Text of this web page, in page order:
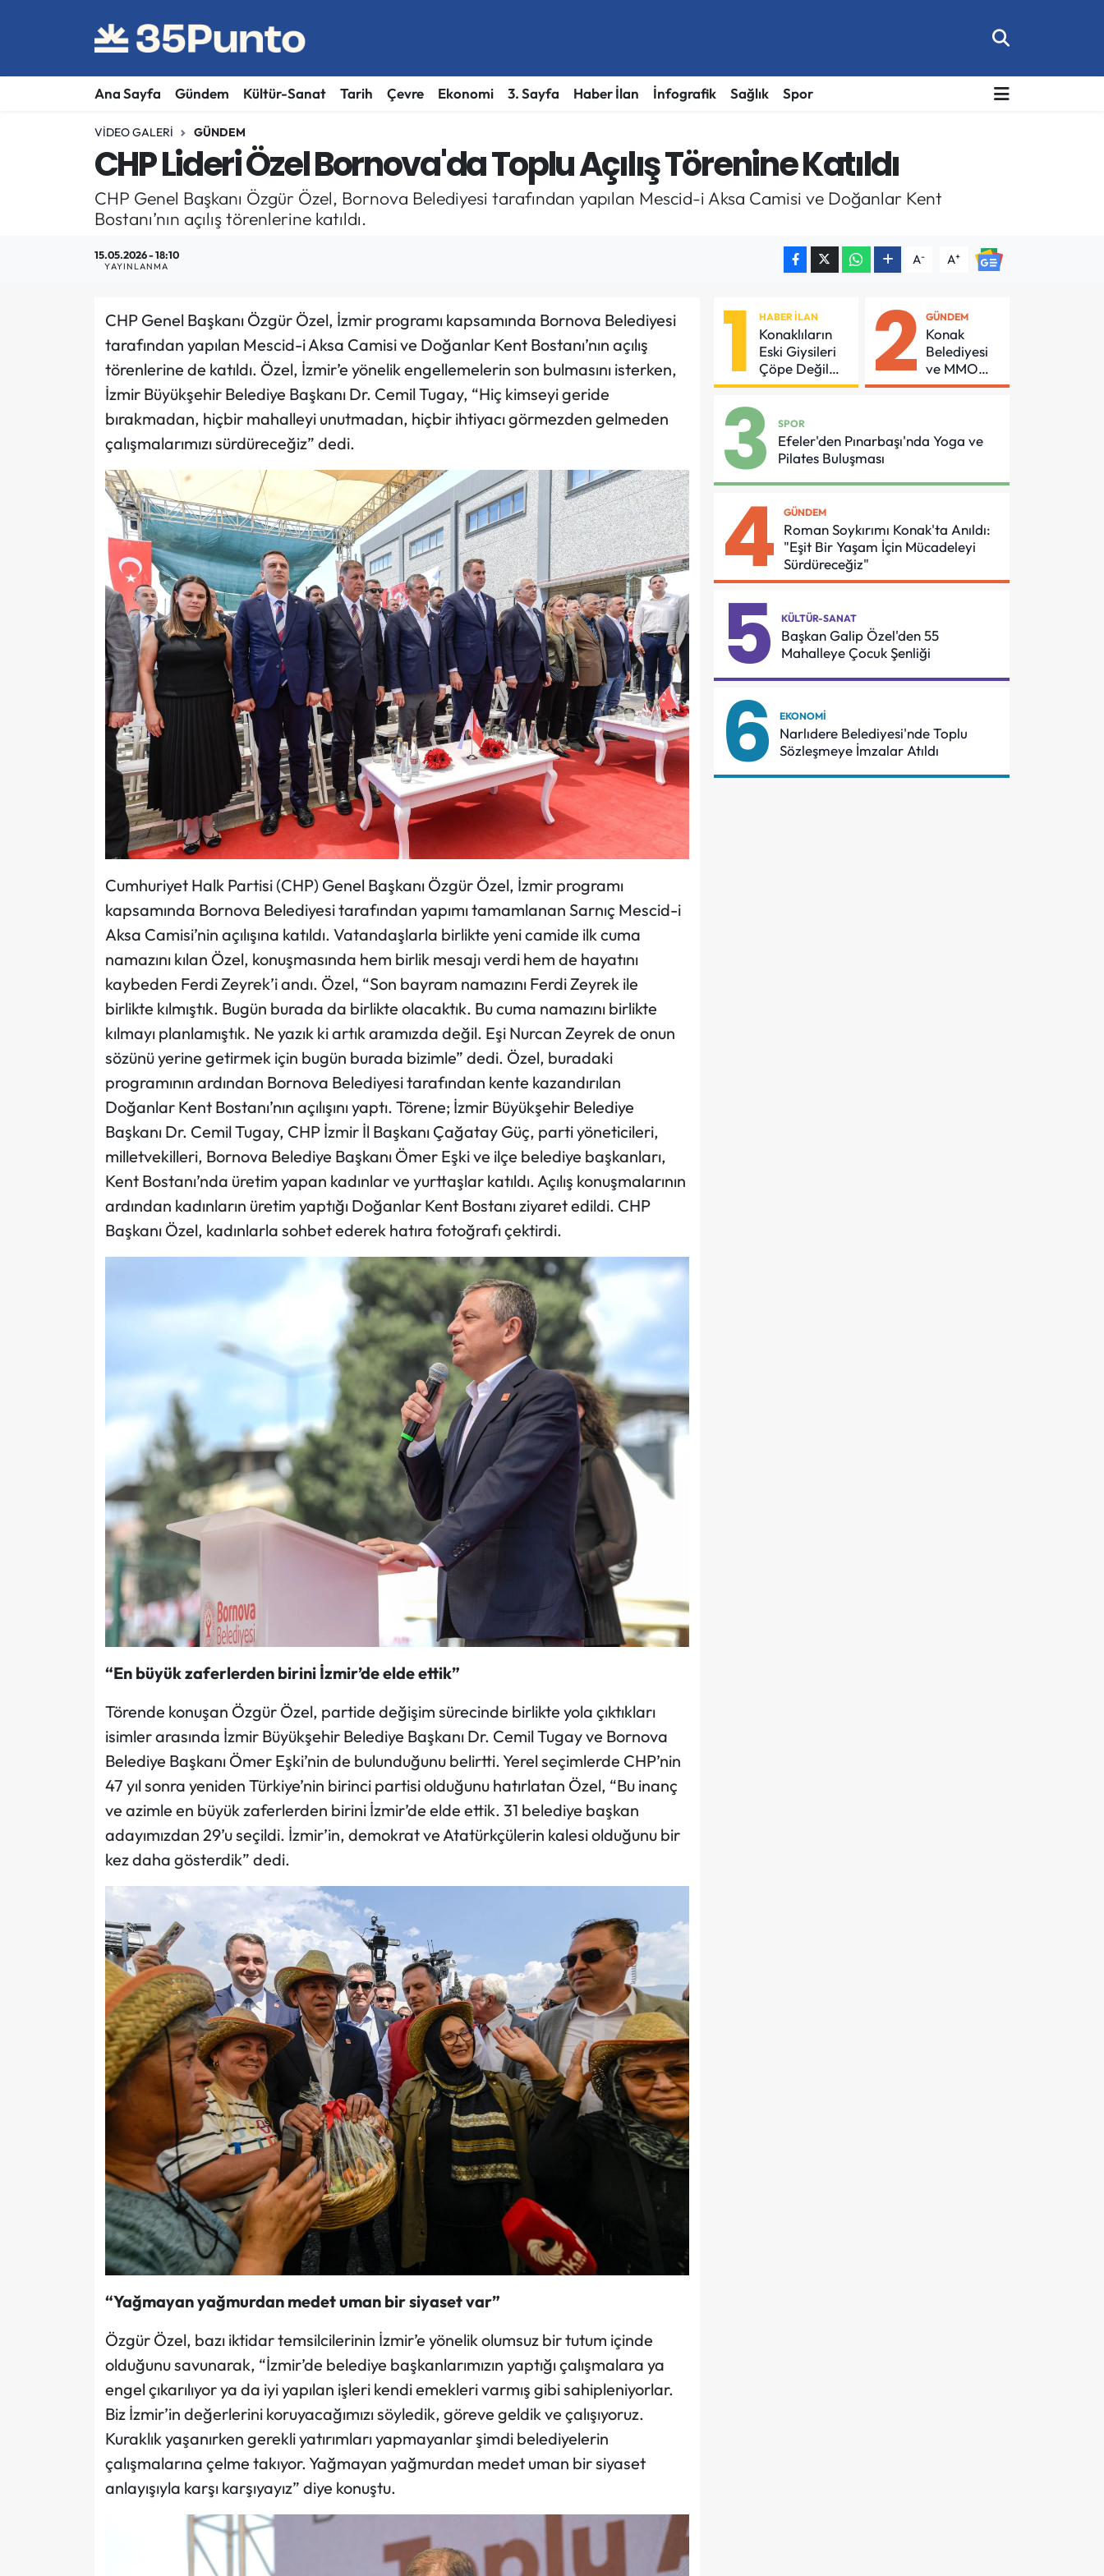
Ana Sayfa Gündem Kültür-Sanat Tarih Çevre Ekonomi 3. Sayfa Haber İlan İnfografik Sağlık Spor
VIDEO GALERI GÜNDEM
CHP Lideri Özel Bornova'da Toplu Açılış Törenine Katıldı
CHP Genel Başkanı Özgür Özel, Bornova Belediyesi tarafından yapılan Mescid-i Aksa Camisi ve Doğanlar Kent
Bostanı’nın açılış törenlerine katıldı.
15.05.2026 - 18:10
YAYINLANMA A- A+
CHP Genel Başkanı Özgür Özel, İzmir programı kapsamında Bornova Belediyesi
tarafından yapılan Mescid-i Aksa Camisi ve Doğanlar Kent Bostanı’nın açılış
törenlerine de katıldı. Özel, İzmir’e yönelik engellemelerin son bulmasını isterken,
İzmir Büyükşehir Belediye Başkanı Dr. Cemil Tugay, “Hiç kimseyi geride
bırakmadan, hiçbir mahalleyi unutmadan, hiçbir ihtiyacı görmezden gelmeden
çalışmalarımızı sürdüreceğiz” dedi.
Cumhuriyet Halk Partisi (CHP) Genel Başkanı Özgür Özel, İzmir programı
kapsamında Bornova Belediyesi tarafından yapımı tamamlanan Sarnıç Mescid-i
Aksa Camisi’nin açılışına katıldı. Vatandaşlarla birlikte yeni camide ilk cuma
namazını kılan Özel, konuşmasında hem birlik mesajı verdi hem de hayatını
kaybeden Ferdi Zeyrek’i andı. Özel, “Son bayram namazını Ferdi Zeyrek ile
birlikte kılmıştık. Bugün burada da birlikte olacaktık. Bu cuma namazını birlikte
kılmayı planlamıştık. Ne yazık ki artık aramızda değil. Eşi Nurcan Zeyrek de onun
sözünü yerine getirmek için bugün burada bizimle” dedi. Özel, buradaki
programının ardından Bornova Belediyesi tarafından kente kazandırılan
Doğanlar Kent Bostanı’nın açılışını yaptı. Törene; İzmir Büyükşehir Belediye
Başkanı Dr. Cemil Tugay, CHP İzmir İl Başkanı Çağatay Güç, parti yöneticileri,
milletvekilleri, Bornova Belediye Başkanı Ömer Eşki ve ilçe belediye başkanları,
Kent Bostanı’nda üretim yapan kadınlar ve yurttaşlar katıldı. Açılış konuşmalarının
ardından kadınların üretim yaptığı Doğanlar Kent Bostanı ziyaret edildi. CHP
Başkanı Özel, kadınlarla sohbet ederek hatıra fotoğrafı çektirdi.
“En büyük zaferlerden birini İzmir’de elde ettik”
Törende konuşan Özgür Özel, partide değişim sürecinde birlikte yola çıktıkları
isimler arasında İzmir Büyükşehir Belediye Başkanı Dr. Cemil Tugay ve Bornova
Belediye Başkanı Ömer Eşki’nin de bulunduğunu belirtti. Yerel seçimlerde CHP’nin
47 yıl sonra yeniden Türkiye’nin birinci partisi olduğunu hatırlatan Özel, “Bu inanç
ve azimle en büyük zaferlerden birini İzmir’de elde ettik. 31 belediye başkan
adayımızdan 29’u seçildi. İzmir’in, demokrat ve Atatürkçülerin kalesi olduğunu bir
kez daha gösterdik” dedi.
“Yağmayan yağmurdan medet uman bir siyaset var”
Özgür Özel, bazı iktidar temsilcilerinin İzmir’e yönelik olumsuz bir tutum içinde
olduğunu savunarak, “İzmir’de belediye başkanlarımızın yaptığı çalışmalara ya
engel çıkarılıyor ya da iyi yapılan işleri kendi emekleri varmış gibi sahipleniyorlar.
Biz İzmir’in değerlerini koruyacağımızı söyledik, göreve geldik ve çalışıyoruz.
Kuraklık yaşanırken gerekli yatırımları yapmayanlar şimdi belediyelerin
çalışmalarına çelme takıyor. Yağmayan yağmurdan medet uman bir siyaset
anlayışıyla karşı karşıyayız” diye konuştu.
1 HABER İLAN
Konaklıların
Eski Giysileri
Çöpe Değil
Geri
Gidiyor
2 GÜNDEM
Konak
Belediyesi
ve MMO
Arasında
İçin Önemli
Protokol
3 SPOR
Efeler'den Pınarbaşı'nda Yoga ve
Pilates Buluşması
4 GÜNDEM
Roman Soykırımı Konak'ta Anıldı:
"Eşit Bir Yaşam İçin Mücadeleyi
Sürdüreceğiz"
5 KÜLTÜR-SANAT
Başkan Galip Özel'den 55
Mahalleye Çocuk Şenliği
6 EKONOMI
Narlıdere Belediyesi'nde Toplu
Sözleşmeye İmzalar Atıldı